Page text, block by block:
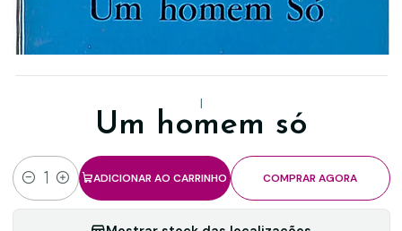
|
Um homem só
Quantidade
ADICIONAR AO CARRINHO COMPRAR AGORA